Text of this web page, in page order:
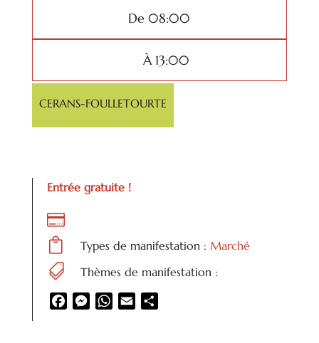
De 08:00
À 13:00
CERANS-FOULLETOURTE
Entrée gratuite !


Types de manifestation : Marché
 Thèmes de manifestation :
FacebookMessenger
WhatsApp
Email